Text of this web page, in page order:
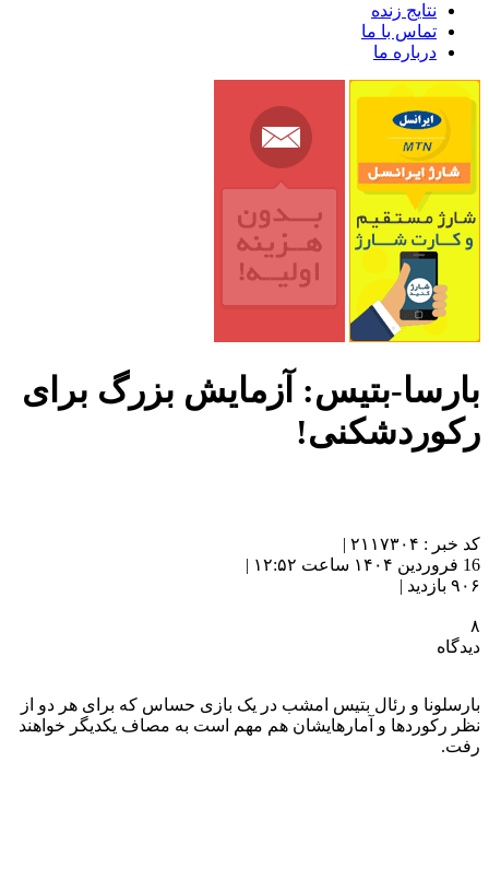
نتایج زنده
تماس با ما
درباره ما
بارسا-بتیس: آزمایش بزرگ برای
رکوردشکنی!
کد خبر : ۲۱۱۷۳۰۴ |
16 فروردین ۱۴۰۴ ساعت ۱۲:۵۲ |
۹۰۶ بازدید |
۸
دیدگاه
بارسلونا و رئال بتیس امشب در یک بازی حساس که برای هر دو از
نظر رکوردها و آمارهایشان هم مهم است به مصاف یکدیگر خواهند
رفت.